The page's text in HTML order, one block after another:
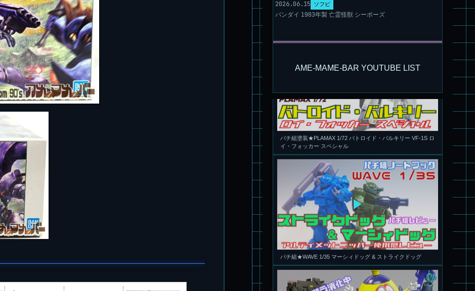
2026.06.15 ソフビ
バンダイ 1983年製 亡霊怪獣 シーボーズ
AME-MAME-BAR YOUTUBE LIST
イ・フォッカー スペシャル
パチ組★WAVE 1/35 マーシィドッグ & ストライクドッグ